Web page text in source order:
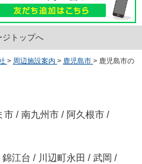
ジトップへ
> 周辺施設案内 > 鹿児島市 > 鹿児島市の
市 / 南九州市 / 阿久根市 /
錦江台 / 川辺町永田 / 武岡 /